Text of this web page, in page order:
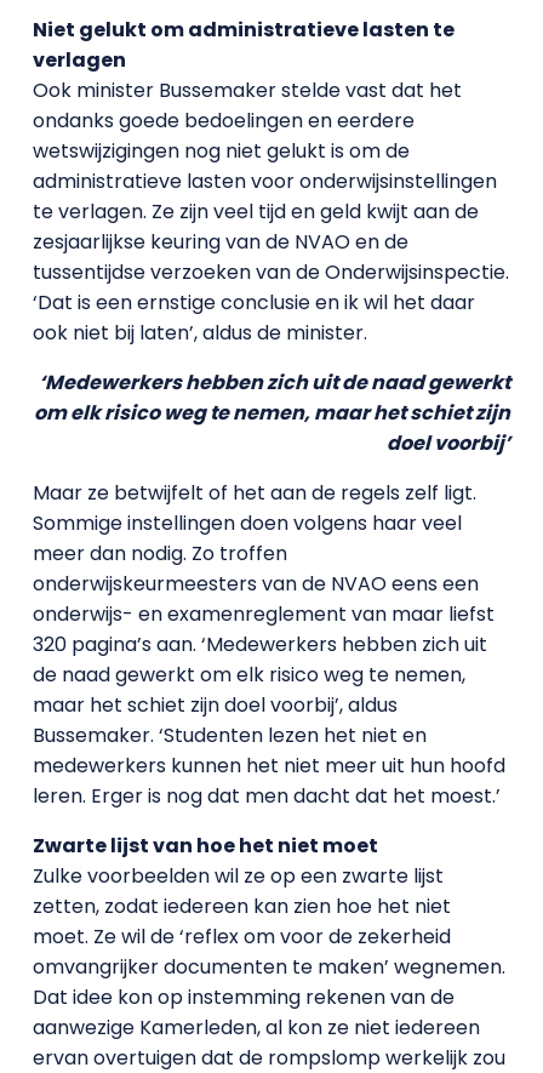
Niet gelukt om administratieve lasten te
verlagen
Ook minister Bussemaker stelde vast dat het
ondanks goede bedoelingen en eerdere
wetswijzigingen nog niet gelukt is om de
administratieve lasten voor onderwijsinstellingen
te verlagen. Ze zijn veel tijd en geld kwijt aan de
zesjaarlijkse keuring van de NVAO en de
tussentijdse verzoeken van de Onderwijsinspectie.
‘Dat is een ernstige conclusie en ik wil het daar
ook niet bij laten’, aldus de minister.
‘Medewerkers hebben zich uit de naad gewerkt
om elk risico weg te nemen, maar het schiet zijn
doel voorbij’
Maar ze betwijfelt of het aan de regels zelf ligt.
Sommige instellingen doen volgens haar veel
meer dan nodig. Zo troffen
onderwijskeurmeesters van de NVAO eens een
onderwijs- en examenreglement van maar liefst
320 pagina’s aan. ‘Medewerkers hebben zich uit
de naad gewerkt om elk risico weg te nemen,
maar het schiet zijn doel voorbij’, aldus
Bussemaker. ‘Studenten lezen het niet en
medewerkers kunnen het niet meer uit hun hoofd
leren. Erger is nog dat men dacht dat het moest.’
Zwarte lijst van hoe het niet moet
Zulke voorbeelden wil ze op een zwarte lijst
zetten, zodat iedereen kan zien hoe het niet
moet. Ze wil de ‘reflex om voor de zekerheid
omvangrijker documenten te maken’ wegnemen.
Dat idee kon op instemming rekenen van de
aanwezige Kamerleden, al kon ze niet iedereen
ervan overtuigen dat de rompslomp werkelijk zou